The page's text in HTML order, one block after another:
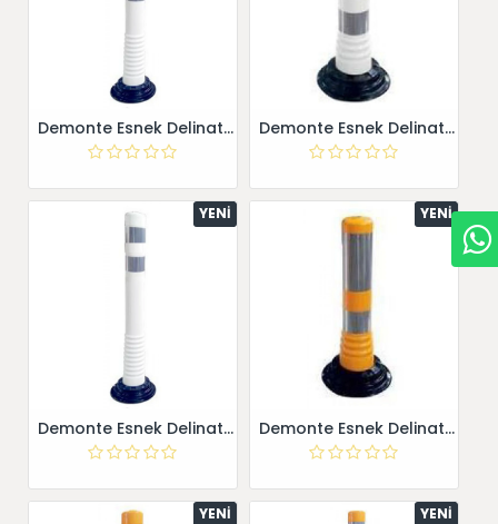
Demonte Esnek Delinatör Beyaz 12232 UB R-W Demonte Esnek Delinatör Beyaz 12236 UB R-W
YENI
Demonte Esnek Delinatör Beyaz 12278 UB R-W
YENI
Demonte Esnek Delinatör Sarı
YENI YENI